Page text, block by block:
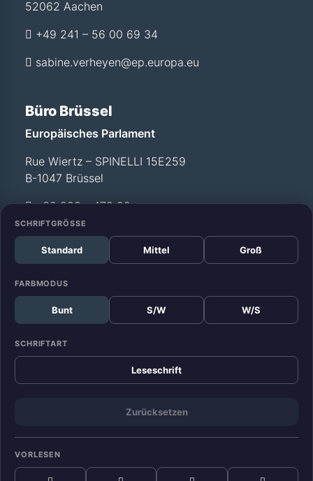
SCHRIFTGRÖSSE
Standard Mittel Groß
FARBMODUS
Bunt S/W W/S
SCHRIFTART
Leseschrift
Zurücksetzen
VORLESEN
52062 Aachen
+49 241 – 56 00 69 34
sabine.verheyen@ep.europa.eu
Büro Brüssel
Europäisches Parlament
Rue Wiertz – SPINELLI 15E259
B-1047 Brüssel
+32 228 - 472 99
Büro Straßburg
Europäisches Parlament
Allée du Printemps –
WEISS T12 029
F-67070 Straßburg
+33 388 - 17 52 99